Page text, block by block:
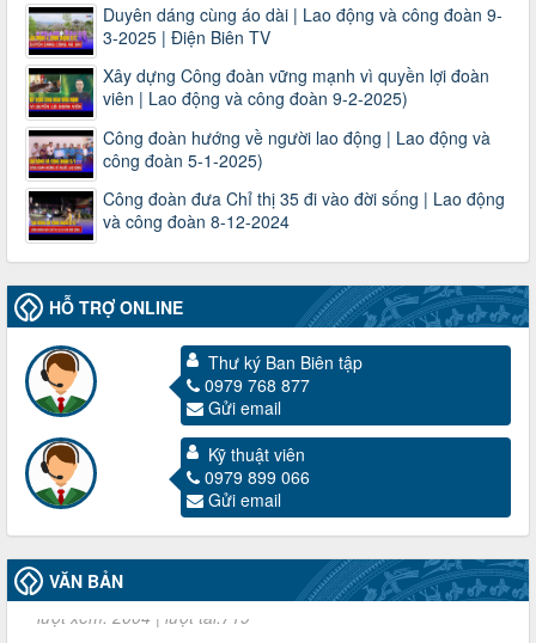
Duyên dáng cùng áo dài | Lao động và công đoàn 9-
3-2025 | Điện Biên TV
Xây dựng Công đoàn vững mạnh vì quyền lợi đoàn
viên | Lao động và công đoàn 9-2-2025)
Công đoàn hướng về người lao động | Lao động và
công đoàn 5-1-2025)
Công đoàn đưa Chỉ thị 35 đi vào đời sống | Lao động
và công đoàn 8-12-2024
HỖ TRỢ ONLINE
Thư ký Ban Biên tập
0979 768 877
Gửi email
Kỹ thuật viên
0979 899 066
Gửi email
VĂN BẢN
3716/TLD-TC
Công văn hướng dẫn công tác quả lý tài chính, tài sản công
đoàn khi đơn vị sát nhập, chấm dứt hoạt động
Thời gian đăng: 13/04/2025
lượt xem: 2004 | lượt tải:719
60/TB-LĐLĐ
Thông báo công khai dự toán thu, chi tài chính công đoàn